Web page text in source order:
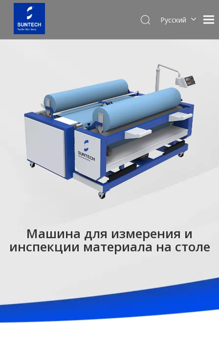
Pусский
Машина для измерения и
инспекции материала на столе